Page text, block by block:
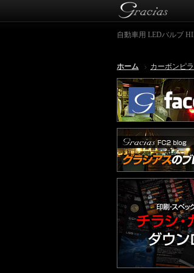
自動車用 LEDバルブ
ホーム カーボンピ